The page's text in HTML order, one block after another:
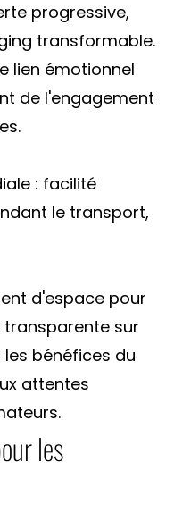
progressive,
transformable.
lien émotionnel
de l'engagement
: facilité
le transport,
d'espace pour
sur
bénéfices du
attentes
les